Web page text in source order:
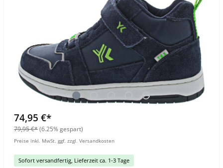
74,95 €*
79,95 €*(6.25% gespart)
Preise inkl. MwSt. ggf. zzgl. Versandkosten
Sofort versandfertig, Lieferzeit ca. 1-3 Tage